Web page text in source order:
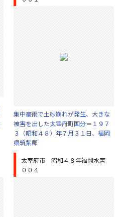
集中豪雨で土砂崩れが発生、大きな
被害を出した太宰府町国分＝１９７
３（昭和４８）年７月３１日、福岡
県筑紫郡
太宰府市 昭和４８年福岡水害
００４